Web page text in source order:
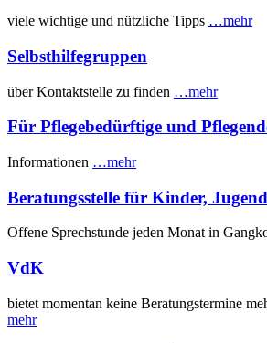
viele wichtige und nützliche Tipps …mehr
Selbsthilfegruppen
über Kontaktstelle zu finden …mehr
Für Pflegebedürftige und
Informationen …mehr
Beratungsstelle für Kinder,
Offene Sprechstunde jeden Monat in
VdK
bietet momentan keine Beratungstermine
mehr